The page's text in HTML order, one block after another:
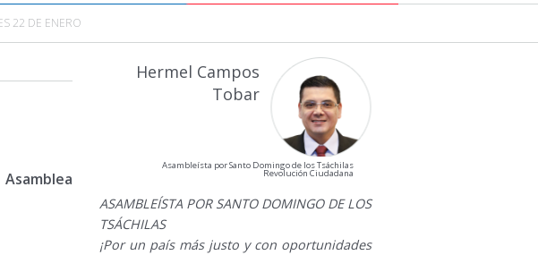
22 DE ENERO
Hermel Campos
Tobar
Asambleísta por Santo Domingo de los Tsáchilas
Revolución Ciudadana
ASAMBLEÍSTA POR SANTO DOMINGO DE LOS
TSÁCHILAS
¡Por un país más justo y con oportunidades